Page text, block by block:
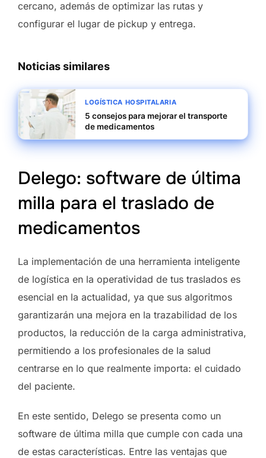
cercano, además de optimizar las rutas y
configurar el lugar de pickup y entrega.
Noticias similares
LOGÍSTICA HOSPITALARIA
5 consejos para mejorar el transporte
de medicamentos
Delego: software de última
milla para el traslado de
medicamentos
La implementación de una herramienta inteligente
de logística en la operatividad de tus traslados es
esencial en la actualidad, ya que sus algoritmos
garantizarán una mejora en la trazabilidad de los
productos, la reducción de la carga administrativa,
permitiendo a los profesionales de la salud
centrarse en lo que realmente importa: el cuidado
del paciente.
En este sentido, Delego se presenta como un
software de última milla que cumple con cada una
de estas características. Entre las ventajas que